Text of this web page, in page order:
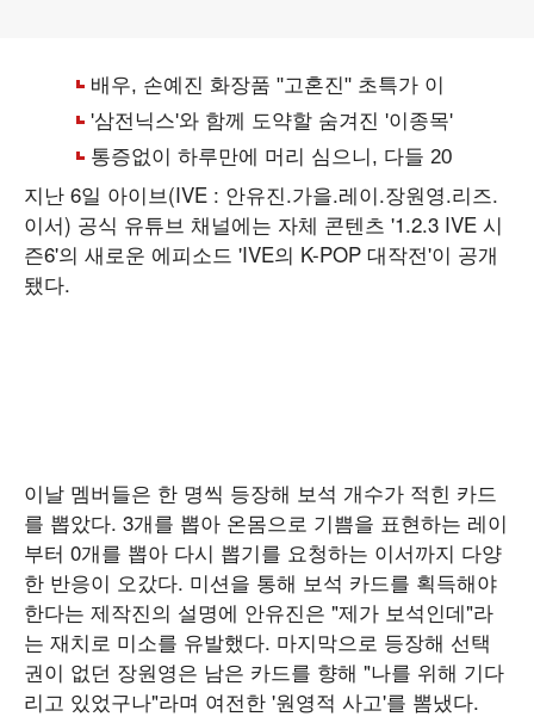
지난 6일 아이브(IVE : 안유진.가을.레이.장원영.리즈.
이서) 공식 유튜브 채널에는 자체 콘텐츠 '1.2.3 IVE 시
즌6'의 새로운 에피소드 'IVE의 K-POP 대작전'이 공개
됐다.
이날 멤버들은 한 명씩 등장해 보석 개수가 적힌 카드
를 뽑았다. 3개를 뽑아 온몸으로 기쁨을 표현하는 레이
부터 0개를 뽑아 다시 뽑기를 요청하는 이서까지 다양
한 반응이 오갔다. 미션을 통해 보석 카드를 획득해야
한다는 제작진의 설명에 안유진은 "제가 보석인데"라
는 재치로 미소를 유발했다. 마지막으로 등장해 선택
권이 없던 장원영은 남은 카드를 향해 "나를 위해 기다
리고 있었구나"라며 여전한 '원영적 사고'를 뽐냈다.